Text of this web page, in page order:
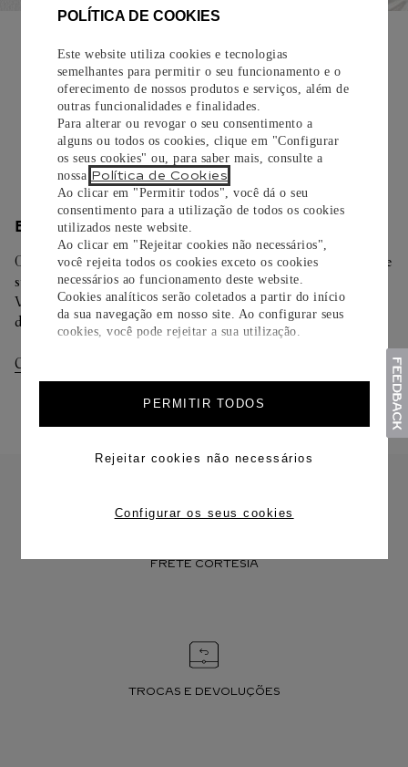
POLÍTICA DE COOKIES
Este website utiliza cookies e tecnologias
semelhantes para permitir o seu funcionamento e o
oferecimento de nossos produtos e serviços, além de
outras funcionalidades e finalidades.
Para alterar ou revogar o seu consentimento a
alguns ou todos os cookies, clique em "Configurar
os seus cookies" ou, para saber mais, consulte a
nossa Política de Cookies
Ao clicar em "Permitir todos", você dá o seu
consentimento para a utilização de todos os cookies
utilizados neste website.
Ao clicar em "Rejeitar cookies não necessários",
você rejeita todos os cookies exceto os cookies
necessários ao funcionamento deste website.
Cookies analíticos serão coletados a partir do início
da sua navegação em nosso site. Ao configurar seus
cookies, você pode rejeitar a sua utilização.
PERMITIR TODOS
Rejeitar cookies não necessários
Configurar os seus cookies
EMBALAGEM PARA PRESENTE
Todos os pedidos de nossa e-Boutique Cartier são
cuidadosamente embrulhados para presente e oferecem a
opção de adicionar um cartão personalizado.
Saiba mais
ENTREGA/DEVOLUÇÃO
Oferecemos diferentes opções de entrega. Selecione o envio de
sua preferência na finalização de seu pedido.
Você pode trocar ou devolver sua criação Cartier em até 30
dias.
Consultar Entregas
FRETE CORTESIA
TROCAS E DEVOLUÇÕES